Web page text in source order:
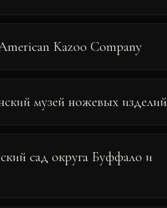
Kazoo Company
музей ножевых изделий
сад округа Буффало и